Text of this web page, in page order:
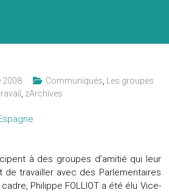
2008 Communiqués
Les groupes
zArchives
à des groupes d’amitié qui leur
travailler avec des Parlementaires
Philippe FOLLIOT a été élu Vice-